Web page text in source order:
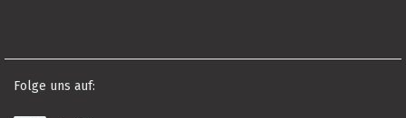
Folge uns auf: